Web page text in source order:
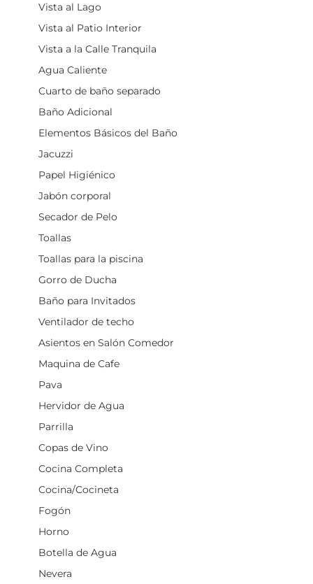
Vista al Lago
Vista al Patio Interior
Vista a la Calle Tranquila
Agua Caliente
Cuarto de baño separado
Baño Adicional
Elementos Básicos del Baño
Jacuzzi
Papel Higiénico
Jabón corporal
Secador de Pelo
Toallas
Toallas para la piscina
Gorro de Ducha
Baño para Invitados
Ventilador de techo
Asientos en Salón Comedor
Maquina de Cafe
Pava
Hervidor de Agua
Parrilla
Copas de Vino
Cocina Completa
Cocina/Cocineta
Fogón
Horno
Botella de Agua
Nevera